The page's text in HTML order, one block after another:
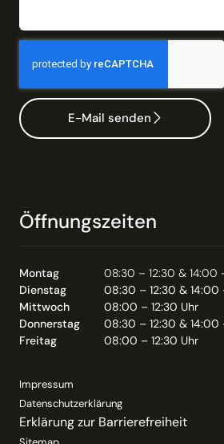
E-Mail senden
Öffnungszeiten
Montag
08:30 – 12:30 & 14:00
Dienstag
08:30 – 12:30 & 14:00
Mittwoch
08:00 – 12:30 Uhr
Donnerstag
08:30 – 12:30 & 14:00
Freitag
08:00 – 12:30 Uhr
Impressum
Datenschutzerklärung
Erklärung zur Barrierefreiheit